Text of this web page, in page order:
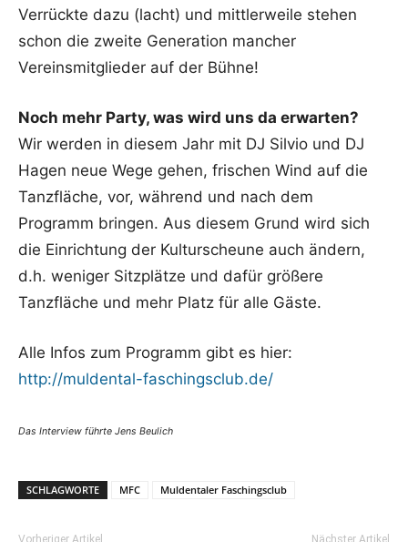
Verrückte dazu (lacht) und mittlerweile stehen
schon die zweite Generation mancher
Vereinsmitglieder auf der Bühne!
Noch mehr Party, was wird uns da erwarten?
Wir werden in diesem Jahr mit DJ Silvio und DJ
Hagen neue Wege gehen, frischen Wind auf die
Tanzfläche, vor, während und nach dem
Programm bringen. Aus diesem Grund wird sich
die Einrichtung der Kulturscheune auch ändern,
d.h. weniger Sitzplätze und dafür größere
Tanzfläche und mehr Platz für alle Gäste.
Alle Infos zum Programm gibt es hier:
http://muldental-faschingsclub.de/
Das Interview führte Jens Beulich
SCHLAGWORTE MFC Muldentaler Faschingsclub